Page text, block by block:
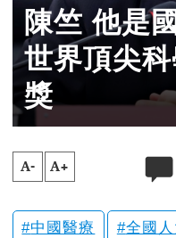
陳竺 他是
世界頂尖
獎
A- A+
中國醫療 全國人